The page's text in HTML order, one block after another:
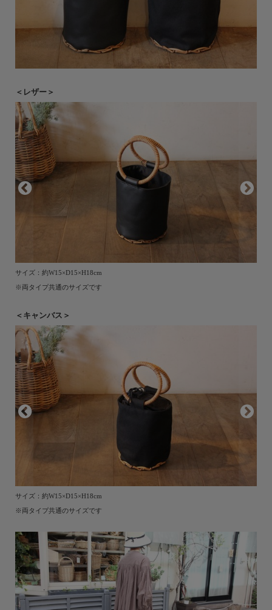
＜レザー＞
サイズ：約W15×D15×H18cm
※両タイプ共通のサイズです
＜キャンバス＞
サイズ：約W15×D15×H18cm
※両タイプ共通のサイズです